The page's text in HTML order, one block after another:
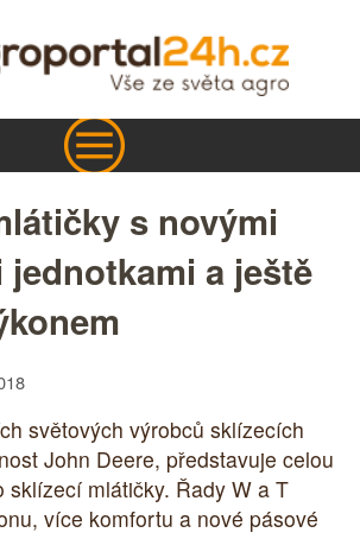
s novými
jednotkami a ještě
světových výrobců sklízecích
John Deere, představuje celou
sklízecí mlátičky. Řady W a T
více komfortu a nové pásové